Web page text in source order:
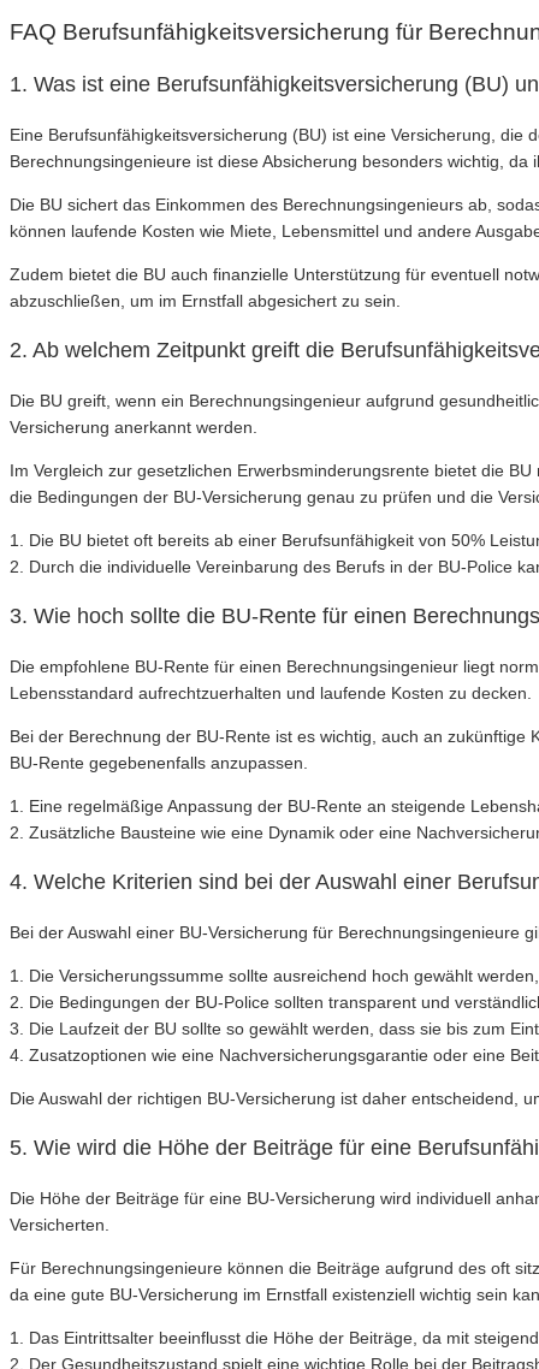
FAQ Berufsunfähigkeitsversicherung für
1. Was ist eine Berufsunfähigkeitsversicherung (BU)
Eine Berufsunfähigkeitsversicherung (BU) ist eine Versicherung,
Berechnungsingenieure ist diese Absicherung besonders wichtig,
Die BU sichert das Einkommen des Berechnungsingenieurs ab,
können laufende Kosten wie Miete, Lebensmittel und andere
Zudem bietet die BU auch finanzielle Unterstützung für eventuell
abzuschließen, um im Ernstfall abgesichert zu sein.
2. Ab welchem Zeitpunkt greift die
Die BU greift, wenn ein Berechnungsingenieur aufgrund
Versicherung anerkannt werden.
Im Vergleich zur gesetzlichen Erwerbsminderungsrente bietet die
die Bedingungen der BU-Versicherung genau zu prüfen und die
1. Die BU bietet oft bereits ab einer Berufsunfähigkeit von 50%
2. Durch die individuelle Vereinbarung des Berufs in der BU-Police
3. Wie hoch sollte die BU-Rente für einen
Die empfohlene BU-Rente für einen Berechnungsingenieur liegt
Lebensstandard aufrechtzuerhalten und laufende Kosten zu decken.
Bei der Berechnung der BU-Rente ist es wichtig, auch an
BU-Rente gegebenenfalls anzupassen.
1. Eine regelmäßige Anpassung der BU-Rente an steigende
2. Zusätzliche Bausteine wie eine Dynamik oder eine
4. Welche Kriterien sind bei der Auswahl einer
Bei der Auswahl einer BU-Versicherung für Berechnungsingenieure
1. Die Versicherungssumme sollte ausreichend hoch gewählt
2. Die Bedingungen der BU-Police sollten transparent und
3. Die Laufzeit der BU sollte so gewählt werden, dass sie bis zum
4. Zusatzoptionen wie eine Nachversicherungsgarantie oder eine
Die Auswahl der richtigen BU-Versicherung ist daher entscheidend,
5. Wie wird die Höhe der Beiträge für eine
Die Höhe der Beiträge für eine BU-Versicherung wird individuell
Versicherten.
Für Berechnungsingenieure können die Beiträge aufgrund des oft
da eine gute BU-Versicherung im Ernstfall existenziell wichtig sein
1. Das Eintrittsalter beeinflusst die Höhe der Beiträge, da mit
2. Der Gesundheitszustand spielt eine wichtige Rolle bei der